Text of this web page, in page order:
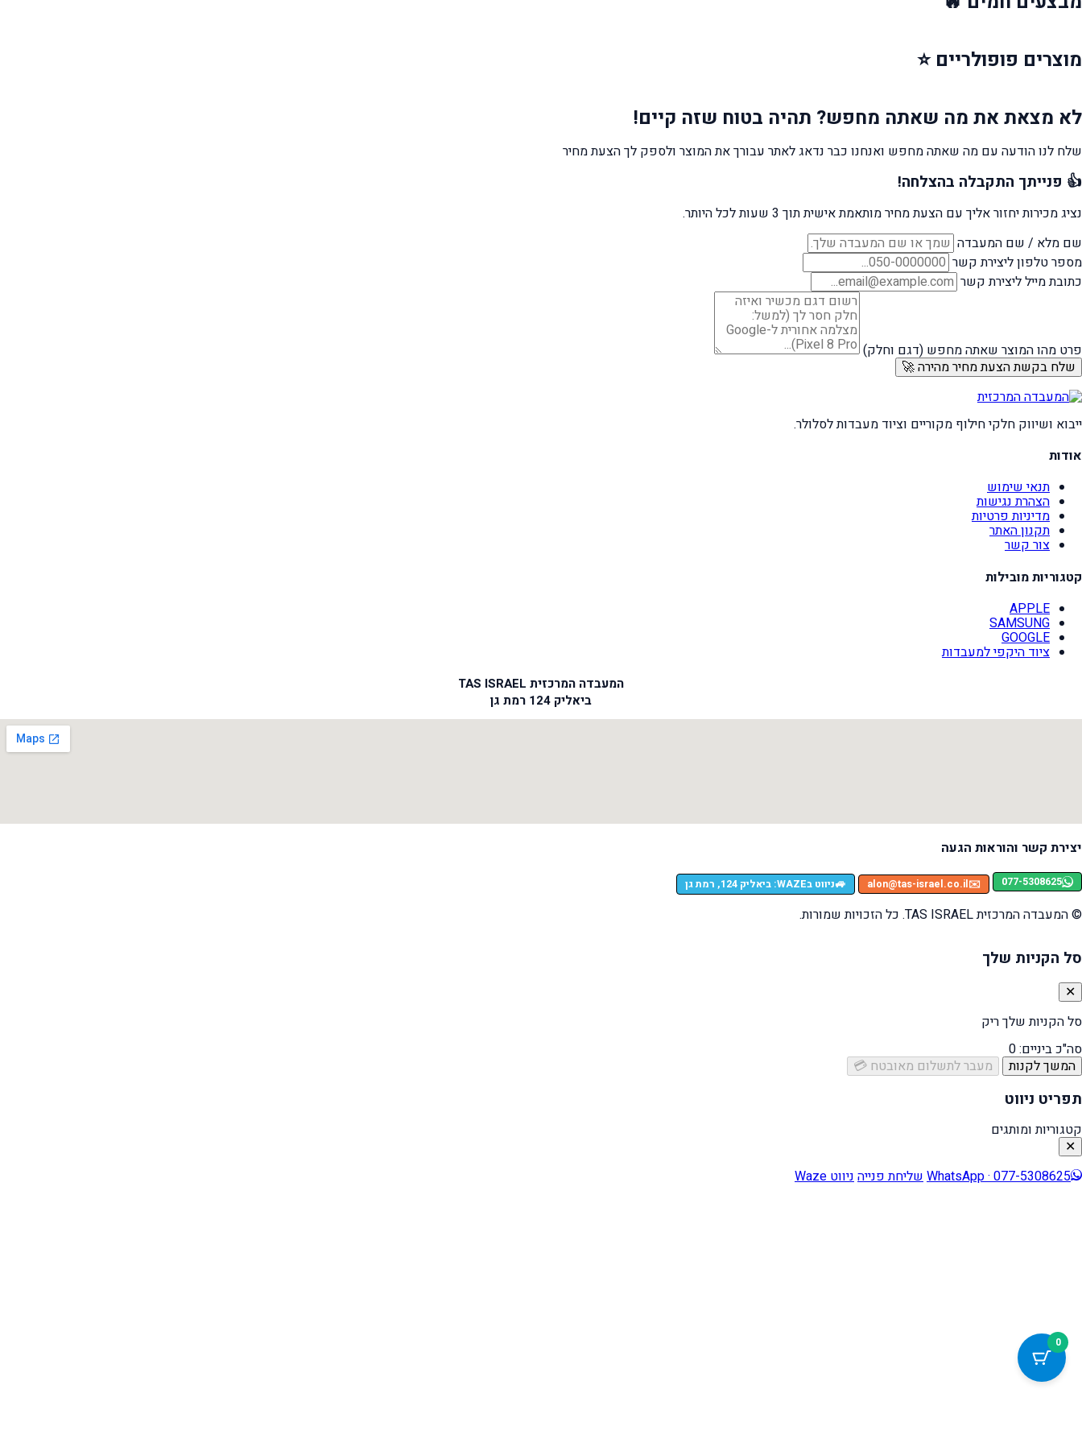
מוצרים פופולריים ⭐
לא מצאת את מה שאתה מחפש? תהיה בטוח שזה קיים!
שלח לנו הודעה עם מה שאתה מחפש ואנחנו כבר נדאג לאתר עבורך את המוצר ולספק לך הצעת מחיר
👍 פנייתך התקבלה בהצלחה!
נציג מכירות יחזור אליך עם הצעת מחיר מותאמת אישית תוך 3 שעות לכל היותר.
שם מלא / שם המעבדה
מספר טלפון ליצירת קשר
כתובת מייל ליצירת קשר
פרט מהו המוצר שאתה מחפש (דגם וחלק)
שלח בקשת הצעת מחיר מהירה 🚀
ייבוא ושיווק חלקי חילוף מקוריים וציוד מעבדות לסלולר.
אודות
תנאי שימוש
הצהרת נגישות
מדיניות פרטיות
תקנון האתר
צור קשר
קטגוריות מובילות
APPLE
SAMSUNG
GOOGLE
ציוד היקפי למעבדות
המעבדה המרכזית TAS ISRAEL
ביאליק 124 רמת גן
יצירת קשר והוראות הגעה
077-5308625
✉️
alon@tas-israel.co.il
🚙ניווט בWAZE: ביאליק 124, רמת גן
© המעבדה המרכזית TAS ISRAEL. כל הזכויות שמורות.
סל הקניות שלך
✕
סל הקניות שלך ריק
סה"כ ביניים:0
המשך לקנות
מעבר לתשלום מאובטח 💳
תפריט ניווט
קטגוריות ומותגים
✕
WhatsApp · 077-5308625שליחת פנייהניווט Waze
0